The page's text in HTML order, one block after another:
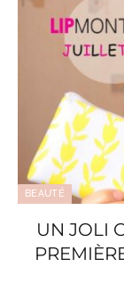
BEAUTÉ
UN JOLI